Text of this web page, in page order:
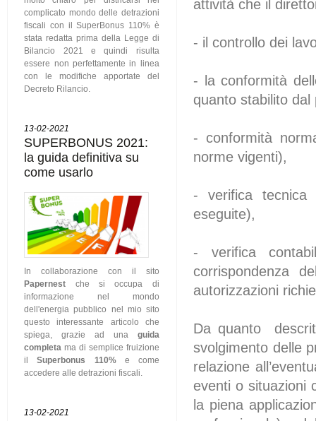
complicato mondo delle detrazioni
fiscali con il SuperBonus 110% è
stata redatta prima della Legge di
Bilancio 2021 e quindi risulta
essere non perfettamente in linea
con le modifiche apportate del
Decreto Rilancio.
13-02-2021
SUPERBONUS 2021:
la guida definitiva su
come usarlo
In collaborazione con il sito
Papernest che si occupa di
informazione nel mondo
dell'energia pubblico nel mio sito
questo interessante articolo che
spiega, grazie ad una guida
completa ma di semplice fruizione
ilSuperbonus 110%e come
accedere alle detrazioni fiscali.
13-02-2021
attività che il
- il controllo dei
- la conformità
quanto stabilito dal
- conformità
norme vigenti),
- verifica tecnica
eseguite),
- verifica
corrispondenza
autorizzazioni
Da quanto
svolgimento delle
relazione
eventi o situazioni
la piena